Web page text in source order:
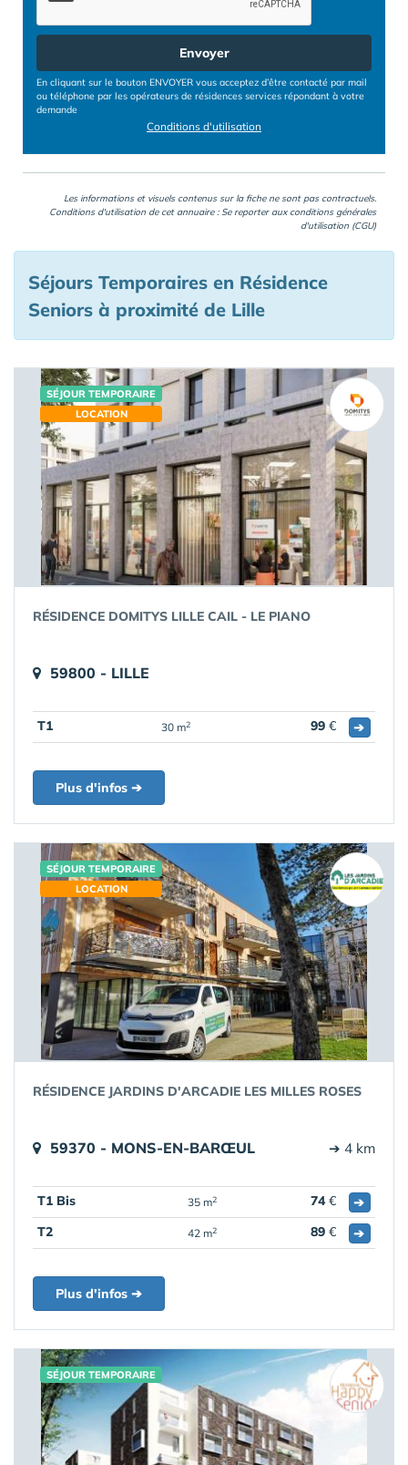
Envoyer
En cliquant sur le bouton ENVOYER vous acceptez d’être contacté par mail
ou téléphone par les opérateurs de résidences services répondant à votre
demande
Conditions d'utilisation
Les informations et visuels contenus sur la fiche ne sont pas contractuels.
Conditions d'utilisation de cet annuaire : Se reporter aux conditions générales
d'utilisation (CGU)
Séjours Temporaires en Résidence
Seniors à proximité de Lille
SÉJOUR TEMPORAIRE
LOCATION
RÉSIDENCE DOMITYS LILLE CAIL - LE PIANO
59800 - LILLE
T1 30 m2 99 € ➔
Plus d'infos ➔
SÉJOUR TEMPORAIRE
LOCATION
RÉSIDENCE JARDINS D'ARCADIE LES MILLES ROSES
59370 - MONS-EN-BARŒUL ➔ 4 km
T1 Bis 35 m2 74€
➔
T2
42 m2 89 € ➔
Plus d'infos ➔
SÉJOUR TEMPORAIRE